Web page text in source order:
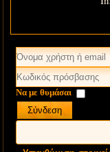
Να με θυμάσαι
Σύνδεση